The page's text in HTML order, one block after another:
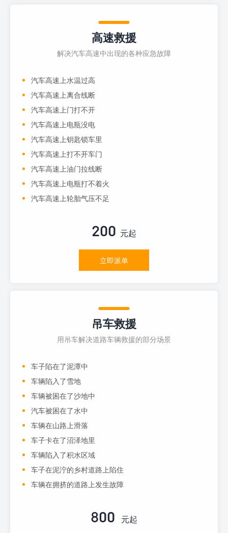
高速救援
解决汽车高速中出现的各种应急故障
汽车高速上水温过高
汽车高速上离合线断
汽车高速上门打不开
汽车高速上电瓶没电
汽车高速上钥匙锁车里
汽车高速上打不开车门
汽车高速上油门拉线断
汽车高速上电瓶打不着火
汽车高速上轮胎气压不足
200 元起
立即派单
吊车救援
用吊车解决道路车辆救援的部分场景
车子陷在了泥潭中
车辆陷入了雪地
车辆被困在了沙地中
汽车被困在了水中
车辆在山路上滑落
车子卡在了沼泽地里
车辆陷入了积水区域
车子在泥泞的乡村道路上陷住
车辆在拥挤的道路上发生故障
800 元起